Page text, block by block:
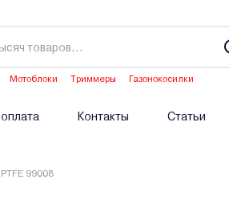
Мотоблоки Триммеры
Газонокосилки
Контакты Статьи
99008